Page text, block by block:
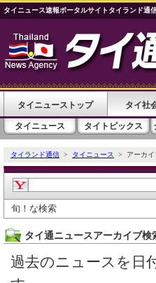
タイニュース速報ポータルサイトタイランド
タイニューストップ タイ社
タイニュース タイトピックス
タイランド通信 > タイニュース > アーカイ
旬！な検索
タイ通ニュースアーカイブ検
過去のニュースを日